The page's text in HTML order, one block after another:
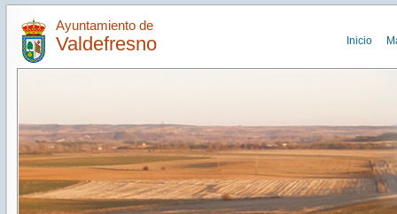
Ayuntamiento de
Valdefresno Inicio